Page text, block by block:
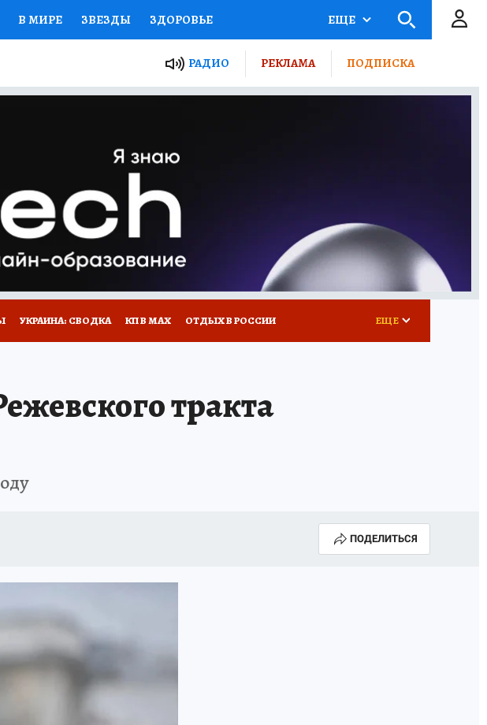
В МИРЕ ЗВЕЗДЫ ЗДОРОВЬЕ
ПРОЕКТЫ РОССИИ
ЖЕНСКИЕ СЕКРЕТЫ ПУТЕВОДИТЕЛЬ
ГИД ПОТРЕБИТЕЛЯ
ЕЩЕ
РАДИО РЕКЛАМА ПОДПИСКА
УКРАИНА: СВОДКА КП В МАХ ОТДЫХ В РОССИИ ЕЩЕ
тракта
ПОДЕЛИТЬСЯ